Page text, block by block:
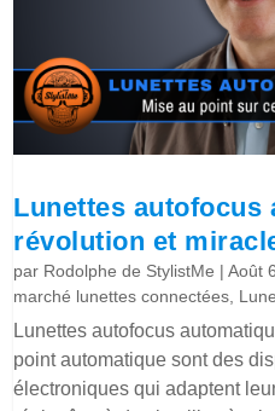
Lunettes autofocus
révolution et
par Rodolphe de StylistMe |Août
marché lunettes connectées,
Lunettes autofocus
point automatique sont des
électroniques qui adaptent